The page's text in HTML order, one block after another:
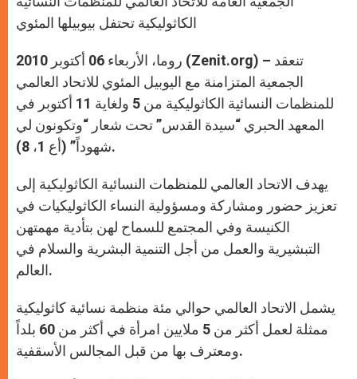
p e
r
k
الكاثوليكية تحتفل بيوبيلها المئوي
روما، الأربعاء 06 أكتوبر 2010 (Zenit.org) – تنعقد
الجمعية المتزامنة مع اليوبيل المئوي للاتحاد العالمي
للمنظمات النسائية الكاثوليكية من 5 ولغاية 11 أكتوبر في
المعهد الحبري “سيدة القدس” تحت شعار “وتكونون لي
شهوداً” (أع 1، 8).
يهدف الاتحاد العالمي للمنظمات النسائية الكاثوليكية إلى
تعزيز حضور ومشاركة ومسؤولية النساء الكاثوليكيات في
الكنيسة وفي المجتمع للسماح لهن بتأدية مهمتهن
التبشيرية والعمل من أجل التنمية البشرية والسلام في
العالم.
يشمل الاتحاد العالمي حوالي مئة منظمة نسائية كاثوليكية
ممثلة لعمل أكثر من 5 ملايين امرأة في أكثر من 60 بلداً
ومعترف بها من قبل المجالس الأسقفية.